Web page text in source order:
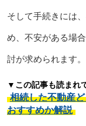
そして手続きには
め、不安がある場
討が求められます。
▼この記事も読まれ
相続した不動産
おすすめか解説